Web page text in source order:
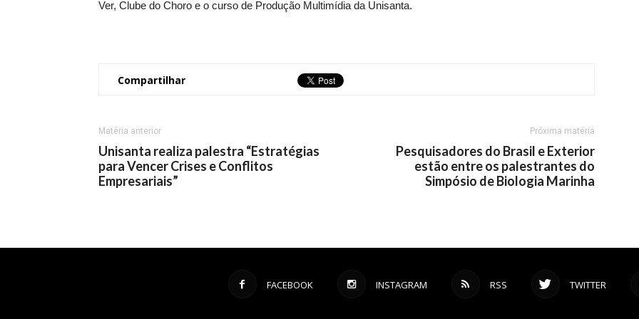
Ver, Clube do Choro e o curso de Produção Multimídia da Unisanta.
Compartilhar
Matéria anterior
Unisanta realiza palestra “Estratégias
para Vencer Crises e Conflitos
Empresariais”
Próxima matéria
Pesquisadores do Brasil e Exterior
estão entre os palestrantes do
Simpósio de Biologia Marinha
FACEBOOK INSTAGRAM RSS TWITTER